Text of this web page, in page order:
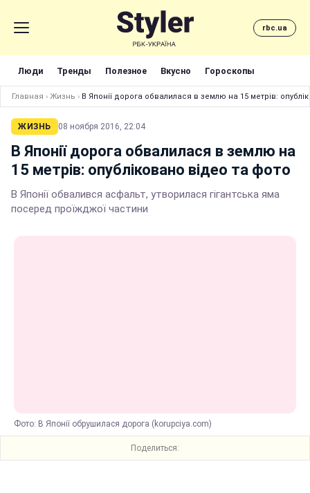
rbc.ua
Люди Тренды Полезное Вкусно Гороскопы
Главная › Жизнь › В Японії дорога обвалилася в землю на 15 метрів:
ЖИЗНЬ 08 ноября 2016, 22:04
В Японії дорога обвалилася в землю на
15 метрів: опубліковано відео та фото
В Японії обвалився асфальт, утворилася гігантська яма
посеред проїжджої частини
Фото: В Японії обрушилася дорога (korupciya.com)
Поделиться: